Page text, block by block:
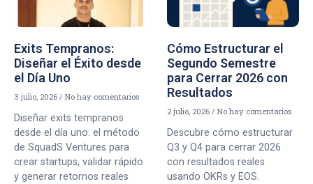
Exits Tempranos:
Diseñar el Éxito desde
el Día Uno
3 julio, 2026 No hay comentarios
Diseñar exits tempranos
desde el día uno: el método
de SquadS Ventures para
crear startups, validar rápido
y generar retornos reales
Cómo Estructurar el
Segundo Semestre
para Cerrar 2026 con
Resultados
2 julio, 2026 No hay comentarios
Descubre cómo estructurar
Q3 y Q4 para cerrar 2026
con resultados reales
usando OKRs y EOS.